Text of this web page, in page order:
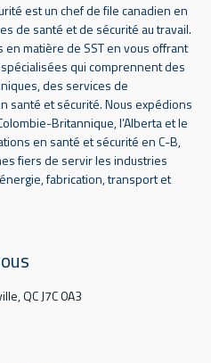
est un chef de file canadien en
de santé et de sécurité au travail.
matière de SST en vous offrant
qui comprennent des
des services de
santé et sécurité. Nous expédions
Britannique, l’Alberta et le
en santé et sécurité en C-B,
fiers de servir les industries
fabrication, transport et
QC J7C 0A3